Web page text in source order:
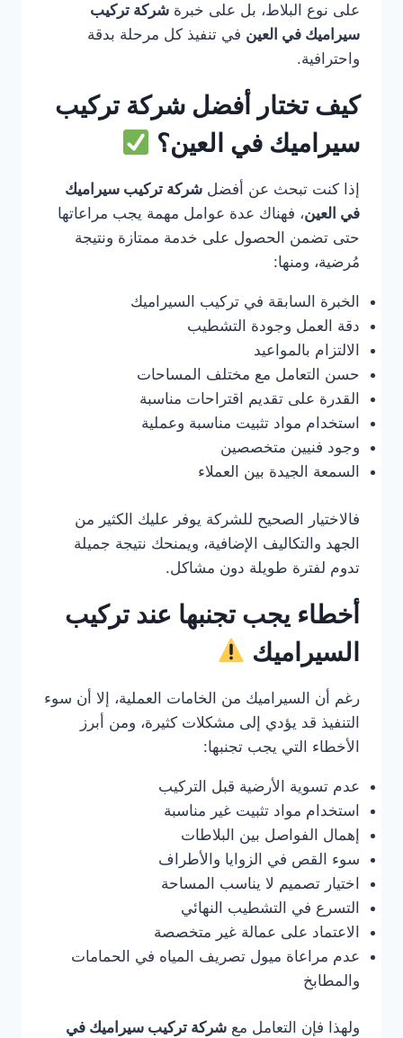
على نوع البلاط، بل على خبرة شركة تركيب
سيراميك في العين في تنفيذ كل مرحلة بدقة
واحترافية.
كيف تختار أفضل شركة تركيب
سيراميك في العين؟
إذا كنت تبحث عن أفضل شركة تركيب سيراميك
في العين، فهناك عدة عوامل مهمة يجب مراعاتها
حتى تضمن الحصول على خدمة ممتازة ونتيجة
مُرضية، ومنها:
الخبرة السابقة في تركيب السيراميك
دقة العمل وجودة التشطيب
الالتزام بالمواعيد
حسن التعامل مع مختلف المساحات
القدرة على تقديم اقتراحات مناسبة
استخدام مواد تثبيت مناسبة وعملية
وجود فنيين متخصصين
السمعة الجيدة بين العملاء
فالاختيار الصحيح للشركة يوفر عليك الكثير من
الجهد والتكاليف الإضافية، ويمنحك نتيجة جميلة
تدوم لفترة طويلة دون مشاكل.
أخطاء يجب تجنبها عند تركيب
السيراميك
رغم أن السيراميك من الخامات العملية، إلا أن سوء
التنفيذ قد يؤدي إلى مشكلات كثيرة، ومن أبرز
الأخطاء التي يجب تجنبها:
عدم تسوية الأرضية قبل التركيب
استخدام مواد تثبيت غير مناسبة
إهمال الفواصل بين البلاطات
سوء القص في الزوايا والأطراف
اختيار تصميم لا يناسب المساحة
التسرع في التشطيب النهائي
الاعتماد على عمالة غير متخصصة
عدم مراعاة ميول تصريف المياه في الحمامات
والمطابخ
ولهذا فإن التعامل مع شركة تركيب سيراميك في